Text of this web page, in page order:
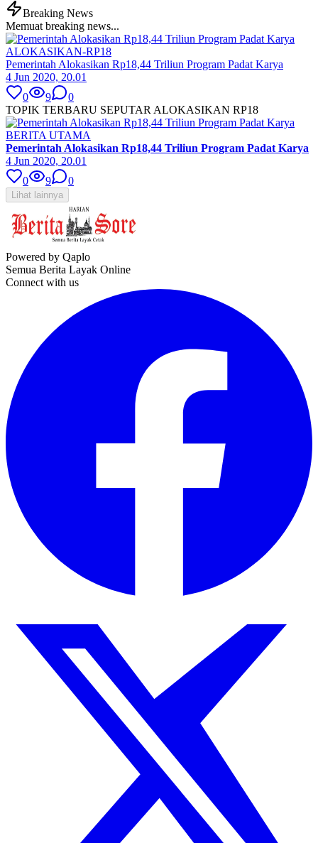
Breaking News
Memuat breaking news...
ALOKASIKAN-RP18
Pemerintah Alokasikan Rp18,44 Triliun Program Padat Karya
4 Jun 2020, 20.01
0
9
0
TOPIK TERBARU SEPUTAR ALOKASIKAN RP18
BERITA UTAMA
Pemerintah Alokasikan Rp18,44 Triliun Program Padat Karya
4 Jun 2020, 20.01
0
9 0
Lihat lainnya
Powered by Qaplo
Semua Berita Layak Online
Connect with us